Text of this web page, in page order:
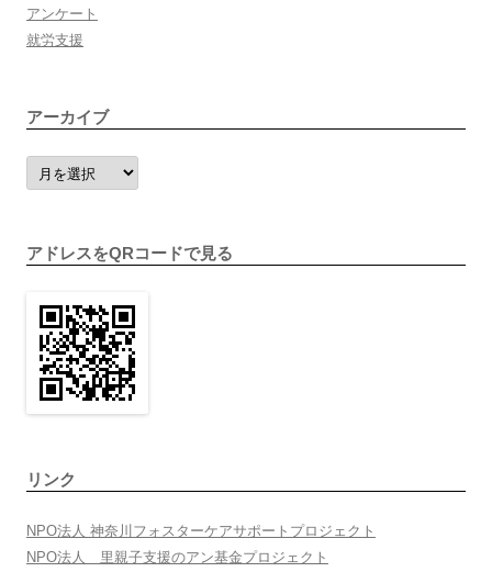
アンケート
就労支援
アーカイブ
ア
ー
カ
アドレスをQRコードで見る
リンク
NPO法人 神奈川フォスターケアサポートプロジェクト
NPO法人 里親子支援のアン基金プロジェクト